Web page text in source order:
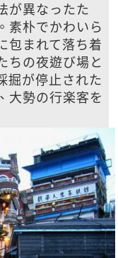
が異なったた
素朴でかわいら
包まれて落ち着
ちの夜遊び場と
掘が停止された
大勢の行楽客を